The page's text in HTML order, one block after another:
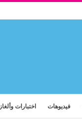
فيديوهات اختبارات وألغاز